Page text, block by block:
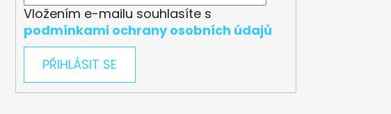
Vložením e-mailu souhlasíte s
podmínkami ochrany osobních údajů
PŘIHLÁSIT SE